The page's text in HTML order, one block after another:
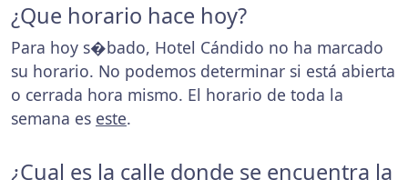
¿Que horario hace hoy?
Para hoy s�bado, Hotel Cándido no ha marcado
su horario. No podemos determinar si está abierta
o cerrada hora mismo. El horario de toda la
semana es este.
¿Cual es la calle donde se encuentra la